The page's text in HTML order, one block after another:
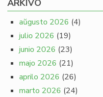
ARKIVO
aŭgusto 2026 (4)
julio 2026 (19)
junio 2026 (23)
majo 2026 (21)
aprilo 2026 (26)
marto 2026 (24)